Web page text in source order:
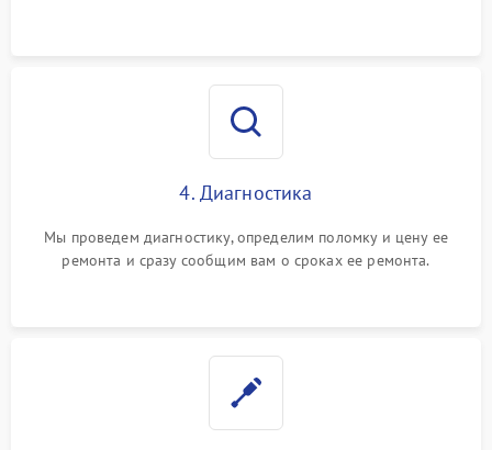
4. Диагностика
Мы проведем диагностику, определим поломку и цену ее
ремонта и сразу сообщим вам о сроках ее ремонта.